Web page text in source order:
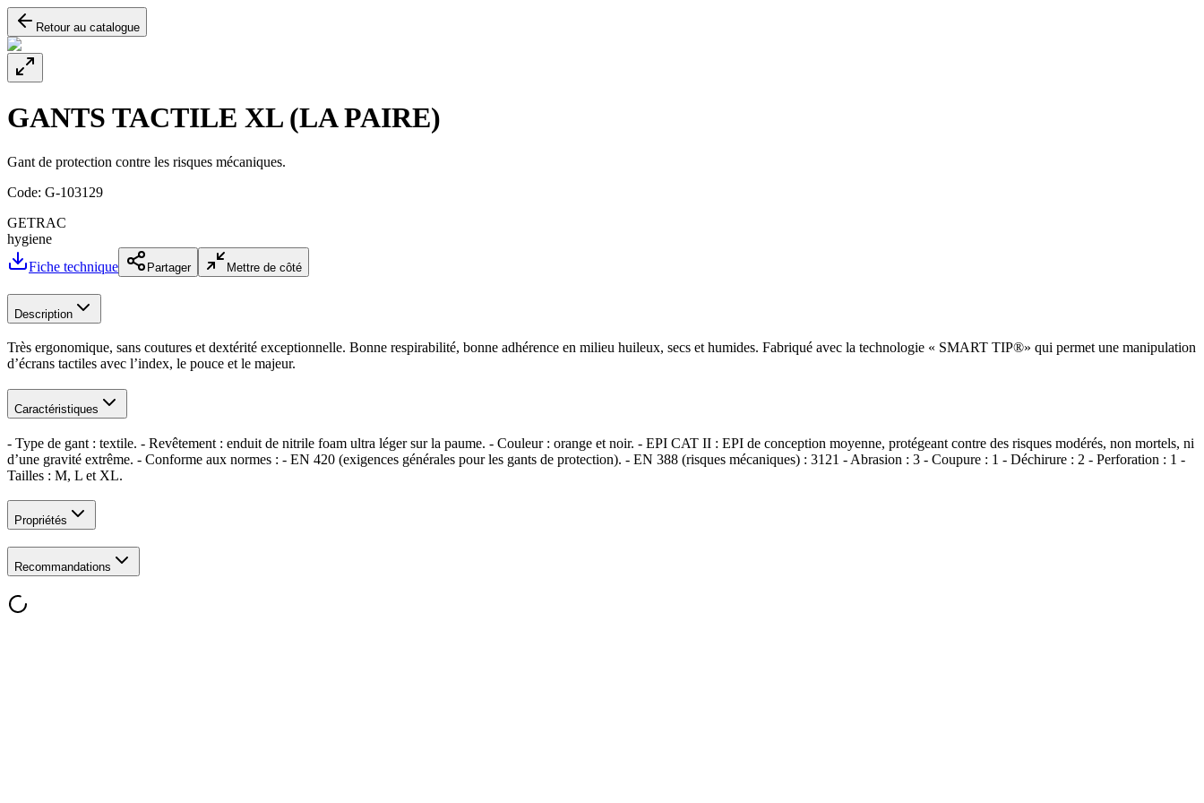
Retour au catalogue
GANTS TACTILE XL (LA PAIRE)
Gant de protection contre les risques mécaniques.
Code: G-103129
GETRAC
hygiene
Fiche technique
Partager Mettre de côté
Description
Très ergonomique, sans coutures et dextérité exceptionnelle. Bonne respirabilité, bonne adhérence en milieu huileux, secs et humides. Fabriqué avec la technologie « SMART TIP®» qui permet une manipulation
d’écrans tactiles avec l’index, le pouce et le majeur.
Caractéristiques
- Type de gant : textile. - Revêtement : enduit de nitrile foam ultra léger sur la paume. - Couleur : orange et noir. - EPI CAT II : EPI de conception moyenne, protégeant contre des risques modérés, non mortels, ni
d’une gravité extrême. - Conforme aux normes : - EN 420 (exigences générales pour les gants de protection). - EN 388 (risques mécaniques) : 3121 - Abrasion : 3 - Coupure : 1 - Déchirure : 2 - Perforation : 1 -
Tailles : M, L et XL.
Propriétés
Recommandations